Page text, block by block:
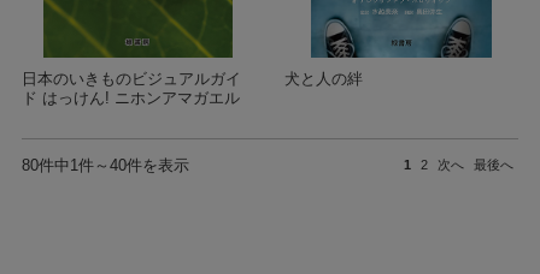
日本のいきものビジュアルガイ
ド はっけん! ニホンアマガエル
犬と人の絆
80件中1件～40件を表示 1 2 次へ 最後へ